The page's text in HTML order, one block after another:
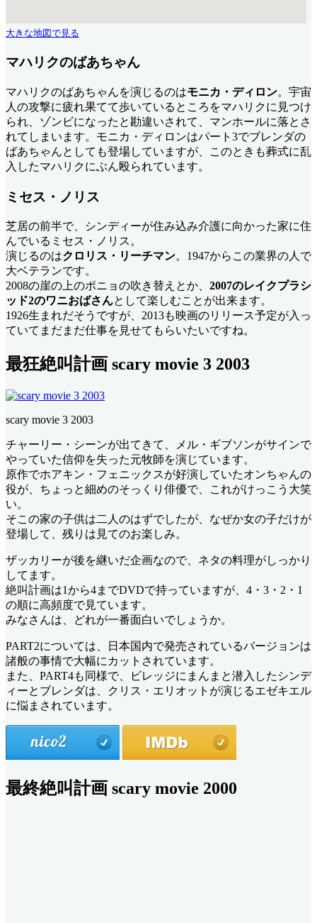
大きな地図で見る
マハリクのばあちゃん
マハリクのばあちゃんを演じるのはモニカ・ディロン。宇宙
人の攻撃に疲れ果てて歩いているところをマハリクに見つけ
られ、ゾンビになったと勘違いされて、マンホールに落とさ
れてしまいます。モニカ・ディロンはパート3でブレンダの
ばあちゃんとしても登場していますが、このときも葬式に乱
入したマハリクにぶん殴られています。
ミセス・ノリス
芝居の前半で、シンディーが住み込み介護に向かった家に住
んでいるミセス・ノリス。
演じるのはクロリス・リーチマン。1947からこの業界の人で
大ベテランです。
2008の崖の上のポニョの吹き替えとか、 2007のレイクプラシ
ッド2のワニおばさんとして楽しむことが出来ます。
1926生まれだそうですが、2013も映画のリリース予定が入っ
ていてまだまだ仕事を見せてもらいたいですね。
最狂絶叫計画 scary movie 3 2003
scary movie 3 2003
チャーリー・シーンが出てきて、メル・ギブソンがサインで
やっていた信仰を失った元牧師を演じています。
原作でホアキン・フェニックスが好演していたオンちゃんの
役が、ちょっと細めのそっくり俳優で、これがけっこう大笑
い。
そこの家の子供は二人のはずでしたが、なぜか女の子だけが
登場して、残りは見てのお楽しみ。
ザッカリーが後を継いだ企画なので、ネタの料理がしっかり
してます。
絶叫計画は1から4までDVDで持っていますが、4・3・2・1
の順に高頻度で見ています。
みなさんは、どれが一番面白いでしょうか。
PART2については、日本国内で発売されているバージョンは
諸般の事情で大幅にカットされています。
また、PART4も同様で、ビレッジにまんまと潜入したシンデ
ィーとブレンダは、クリス・エリオットが演じるエゼキエル
に悩まされています。
最終絶叫計画 scary movie 2000